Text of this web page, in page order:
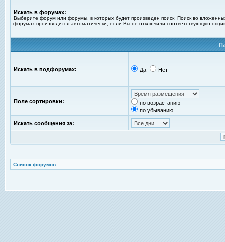
Искать в форумах:
Выберите форум или форумы, в которых будет произведен поиск. Поиск во
форумах производится автоматически, если Вы не отключили соответствующую
Искать в подфорумах: Да Нет
Поле сортировки:
по возрастанию
по убыванию
Искать сообщения за:
Список форумов